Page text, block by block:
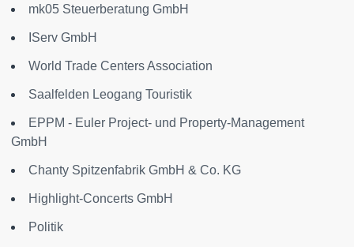
mk05 Steuerberatung GmbH
IServ GmbH
World Trade Centers Association
Saalfelden Leogang Touristik
EPPM - Euler Project- und Property-Management
GmbH
Chanty Spitzenfabrik GmbH & Co. KG
Highlight-Concerts GmbH
Politik